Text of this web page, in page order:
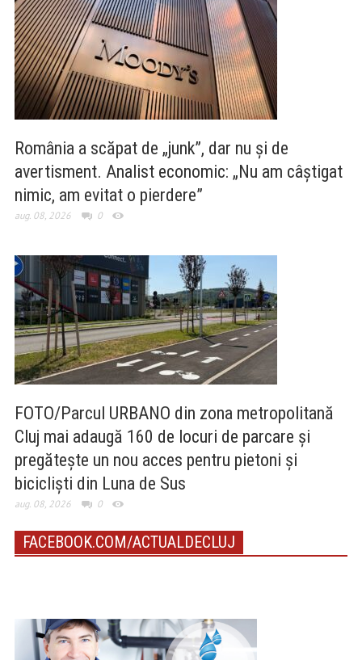
România a scăpat de „junk”, dar nu și de
avertisment. Analist economic: „Nu am câștigat
nimic, am evitat o pierdere”
aug. 08, 2026 0
FOTO/Parcul URBANO din zona metropolitană
Cluj mai adaugă 160 de locuri de parcare și
pregătește un nou acces pentru pietoni și
bicicliști din Luna de Sus
aug. 08, 2026 0
FACEBOOK.COM/ACTUALDECLUJ